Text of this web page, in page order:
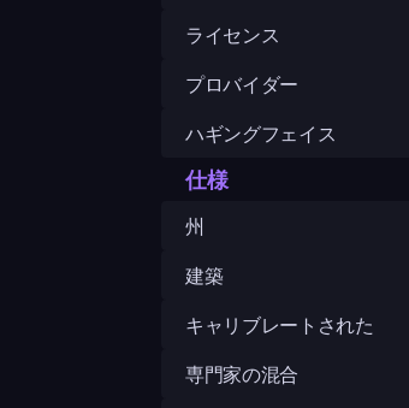
ライセンス
プロバイダー
ハギングフェイス
仕様
州
建築
キャリブレートされた
専門家の混合